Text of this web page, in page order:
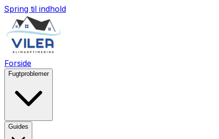
Spring til indhold
Forside
Fugtproblemer
Guides